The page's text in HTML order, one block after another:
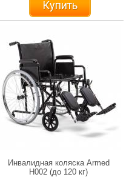
Купить
Инвалидная коляска Armed
H002 (до 120 кг)